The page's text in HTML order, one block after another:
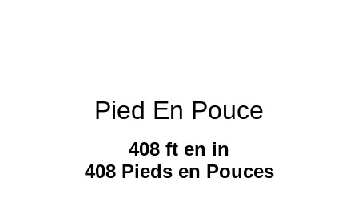
Pied En Pouce
408 ft en in
408 Pieds en Pouces